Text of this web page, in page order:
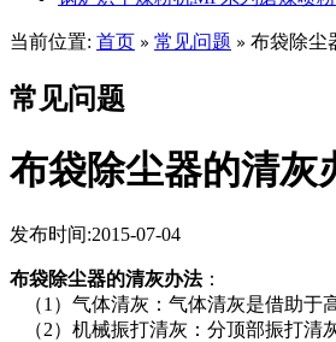
当前位置: 首页 » 常见问题 » 布袋除尘
常见问题
布袋除尘器的清灰
发布时间:2015-07-04
布袋除尘器的清灰办法：
（1）气体清灰：气体清灰是借助于
（2）机械振打清灰：分顶部振打清